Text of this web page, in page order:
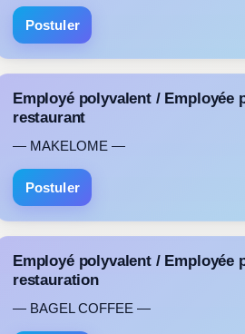
Postuler
Employé polyvalent / Employée
restaurant
— MAKELOME —
Postuler
Employé polyvalent / Employée
restauration
— BAGEL COFFEE —